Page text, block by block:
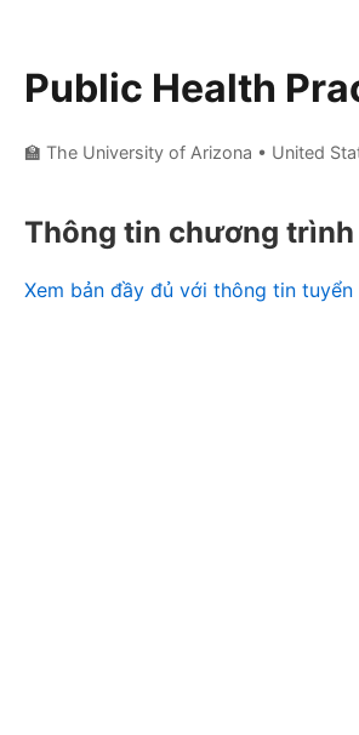
Public Health
🏫 The University of Arizona • United
Thông tin chương trình
Xem bản đầy đủ với thông tin tuyển